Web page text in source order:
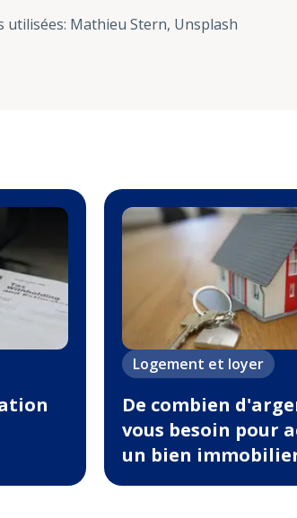
utilisées: Mathieu Stern, Unsplash
Logement et loyer
De combien
vous besoin pour
un bien